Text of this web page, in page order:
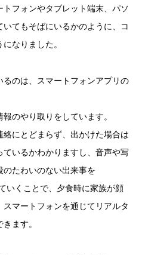
フォンやタブレット端末、パソ
てもそばにいるかのように、コ
なりました。
のは、スマートフォンアプリの
のやり取りをしています。
絡にとどまらず、出かけた場合は
いるかわかりますし、音声や写
たわいのない出来事を
いくことで、夕食時に家族が顔
マートフォンを通じてリアルタ
ます。